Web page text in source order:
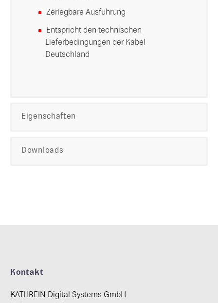
Zerlegbare Ausführung
Entspricht den technischen
Lieferbedingungen der Kabel
Deutschland
Eigenschaften
Downloads
Kontakt
KATHREIN Digital Systems GmbH